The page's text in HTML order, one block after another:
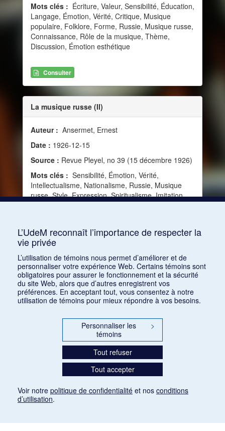
Mots clés : Écriture, Valeur, Sensibilité, Éducation,
Langage, Émotion, Vérité, Critique, Musique
populaire, Folklore, Forme, Russie, Musique russe,
Connaissance, Rôle de la musique, Thème,
Discussion, Émotion esthétique
Consulter
La musique russe (II)
Auteur : Ansermet, Ernest
Date : 1926-12-15
Source : Revue Pleyel, no 39 (15 décembre 1926)
Mots clés : Sensibilité, Émotion, Vérité,
Intellectualisme, Nationalisme, Russie, Musique
russe, Style, Expression, Spiritualisme, Imitation,
L’UdeM reconnaît l’importance de respecter la
vie privée
L’utilisation de témoins nous permet d’améliorer et de
personnaliser votre expérience Web. Certains témoins sont
obligatoires pour assurer le fonctionnement et la sécurité
du site Web, alors que d’autres enregistrent vos
préférences. En acceptant tout, vous consentez à notre
utilisation de témoins pour mieux répondre à vos besoins.
Personnaliser les
témoins
>
Tout refuser
Tout accepter
Voir notre politique de confidentialité et nos conditions
d’utilisation.